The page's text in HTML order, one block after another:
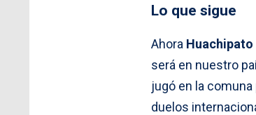
Lo que sigue
Ahora Huachipato
será en nuestro
jugó en la
duelos